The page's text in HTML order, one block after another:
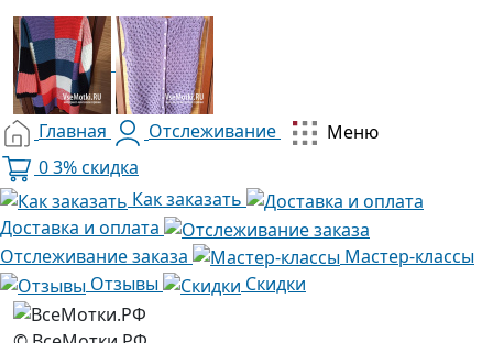
Главная Отслеживание
Меню
03% скидка
Как заказать
Доставка и оплата
Отслеживание заказа
Мастер-классы
Отзывы
Скидки